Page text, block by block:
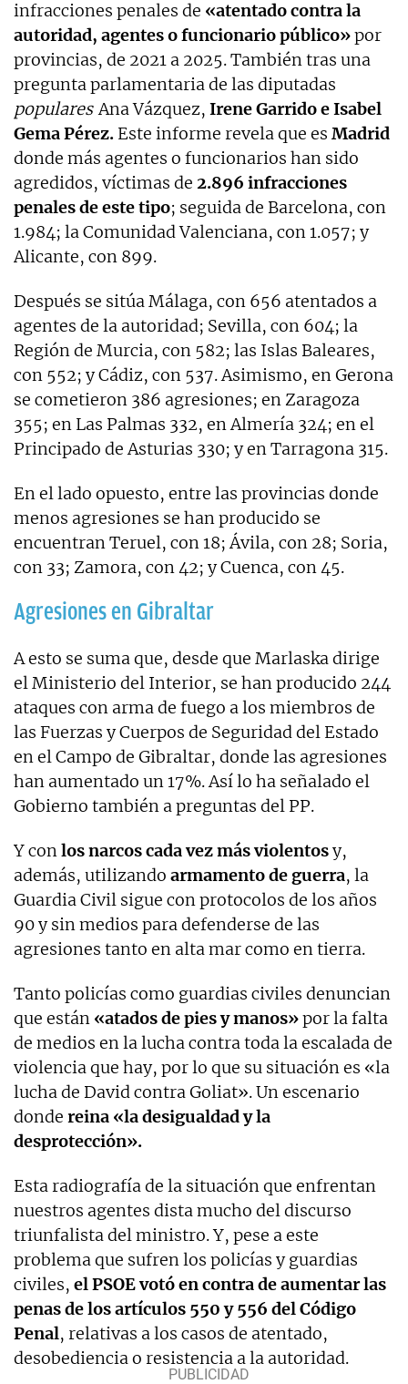
infracciones penales de «atentado contra la
autoridad, agentes o funcionario público»por
provincias, de 2021 a 2025. También tras una
pregunta parlamentaria de las diputadas
populares Ana Vázquez, Irene Garrido e Isabel
Gema Pérez. Este informe revela que es Madrid
donde más agentes o funcionarios han sido
agredidos, víctimas de 2.896 infracciones
penales de este tipo; seguida de Barcelona, con
1.984; la Comunidad Valenciana, con 1.057; y
Alicante, con 899.
Después se sitúa Málaga, con 656 atentados a
agentes de la autoridad; Sevilla, con 604; la
Región de Murcia, con 582; las Islas Baleares,
con 552; y Cádiz, con 537. Asimismo, en Gerona
se cometieron 386 agresiones; en Zaragoza
355; en Las Palmas 332, en Almería 324; en el
Principado de Asturias 330; y en Tarragona 315.
En el lado opuesto, entre las provincias donde
menos agresiones se han producido se
encuentran Teruel, con 18; Ávila, con 28; Soria,
con 33; Zamora, con 42; y Cuenca, con 45.
Agresiones en Gibraltar
A esto se suma que, desde que Marlaska dirige
el Ministerio del Interior, se han producido 244
ataques con arma de fuego a los miembros de
las Fuerzas y Cuerpos de Seguridad del Estado
en el Campo de Gibraltar, donde las agresiones
han aumentado un 17%. Así lo ha señalado el
Gobierno también a preguntas del PP.
Y conlosnarcos cada vez más violentosy,
además, utilizando armamento de guerra, la
Guardia Civil sigue con protocolos de los años
90 y sin medios para defenderse de las
agresiones tanto en alta mar como en tierra.
Tanto policías como guardias civiles denuncian
que están «atados de pies y manos»por la falta
de medios en la lucha contra toda la escalada de
violencia que hay, por lo que su situación es «la
lucha de David contra Goliat». Un escenario
donde reina «la desigualdad y la
desprotección».
Esta radiografía de la situación que enfrentan
nuestros agentes dista mucho del discurso
triunfalista del ministro. Y, pese a este
problema que sufren los policías y guardias
civiles, el PSOE votó en contra de aumentar las
penas de los artículos 550 y 556 del Código
Penal, relativas a los casos de atentado,
desobediencia o resistencia a la autoridad.